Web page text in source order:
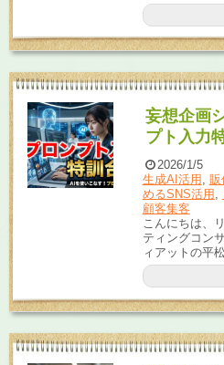
妄想企画
プト入力
2026/1/5
生成AI活用 , 販
めるSNS活用 ,
顧客集客
こんにちは、
ティングコン
ィアットの平